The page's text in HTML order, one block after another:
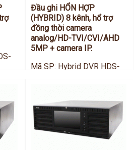
Đầu ghi HỔN HỢP
(HYBRID) 8 kênh, hổ trợ
đồng thời camera
analog/HD-TVI/CVI/AHD
5MP + camera IP.
Mã SP: Hybrid DVR HDS-